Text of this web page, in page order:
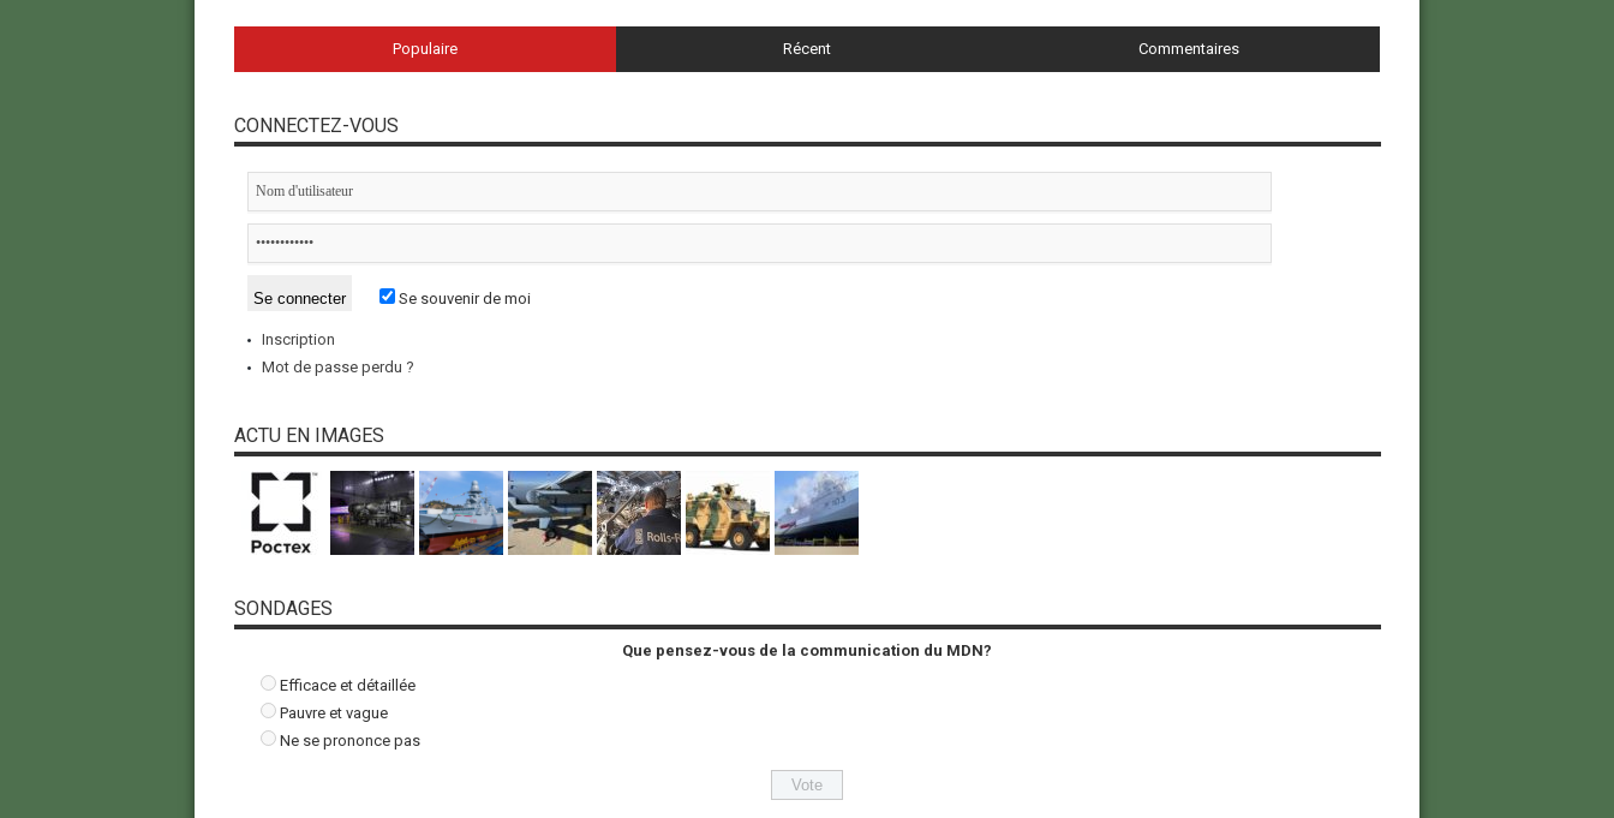
Populaire Récent Commentaires
CONNECTEZ-VOUS
Se souvenir de moi
Inscription
Mot de passe perdu ?
ACTU EN IMAGES
SONDAGES
Que pensez-vous de la communication du MDN?
Efficace et détaillée
Pauvre et vague
Ne se prononce pas